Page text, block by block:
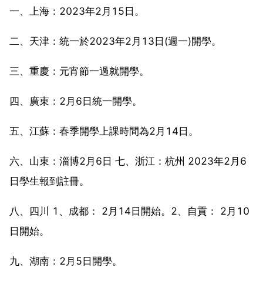
一、上海：2023年2月15日。
二、天津：統一於2023年2月13日(週一)開學。
三、重慶：元宵節一過就開學。
四、廣東：2月6日統一開學。
五、江蘇：春季開學上課時間為2月14日。
六、山東：淄博2月6日 七、浙江：杭州 2023年2月6
日學生報到註冊。
八、四川 1、成都： 2月14日開始。2、自貢： 2月10
日開始。
九、湖南：2月5日開學。